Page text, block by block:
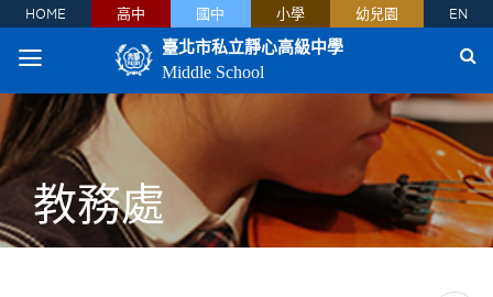
HOME 高中 國中 小學 幼兒園 EN
臺北市私立靜心高級中學
Middle School
教務處